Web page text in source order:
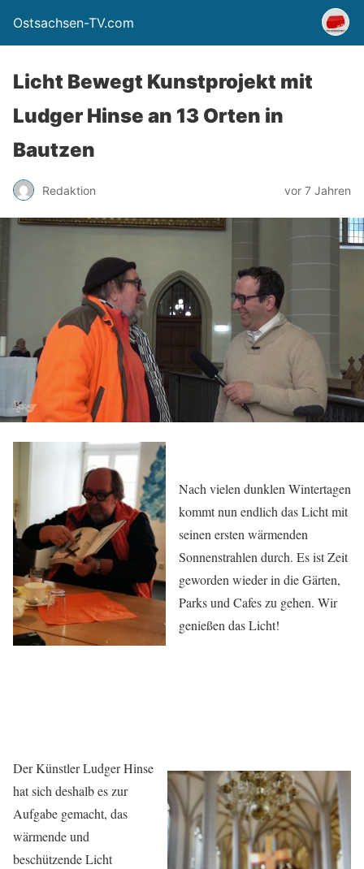
Ostsachsen-TV.com
Licht Bewegt Kunstprojekt mit
Ludger Hinse an 13 Orten in
Bautzen
Redaktion vor 7 Jahren
Nach vielen dunklen Wintertagen
kommt nun endlich das Licht mit
seinen ersten wärmenden
Sonnenstrahlen durch. Es ist Zeit
geworden wieder in die Gärten,
Parks und Cafes zu gehen. Wir
genießen das Licht!
Der Künstler Ludger Hinse
hat sich deshalb es zur
Aufgabe gemacht, das
wärmende und
beschützende Licht